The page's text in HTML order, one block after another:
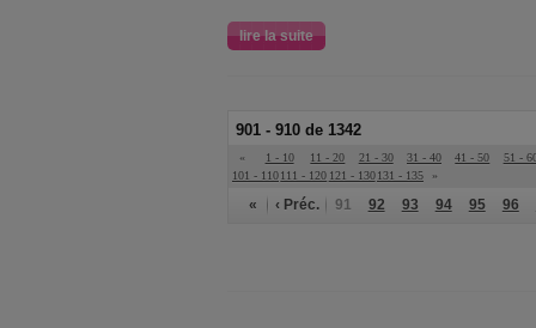
lire la suite
901 - 910 de 1342
« 1 - 10 11 - 20 21 - 30 31 - 40 41 - 50
51 -
101 - 110111 - 120 121 - 130 131 - 135 »
« ‹ Préc. 91 92 93 94 95 96